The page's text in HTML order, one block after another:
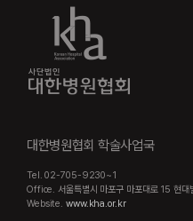
대한병원협회 학술사업국
Tel. 02-705-9230~1
Office. 서울특별시 마포구 마포대로 15 현대
Website.www.kha.or.kr